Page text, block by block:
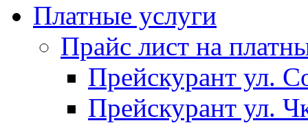
Платные услуги
Прайс лист на
Прейскурант ул.
Прейскурант ул.